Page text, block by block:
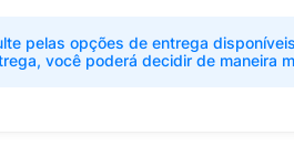
pelas opções de entrega
você poderá decidir de maneira